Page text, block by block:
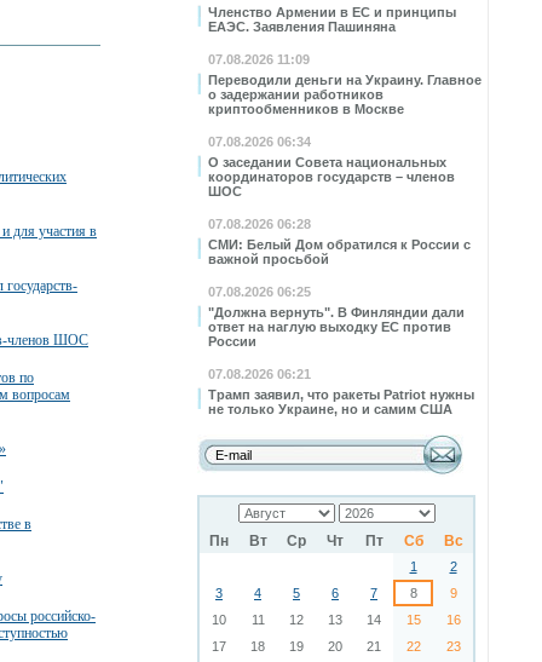
Членство Армении в ЕС и принципы
ЕАЭС. Заявления Пашиняна
07.08.2026 11:09
Переводили деньги на Украину. Главное
о задержании работников
криптообменников в Москве
07.08.2026 06:34
О заседании Совета национальных
координаторов государств – членов
ШОС
07.08.2026 06:28
СМИ: Белый Дом обратился к России с
важной просьбой
07.08.2026 06:25
"Должна вернуть". В Финляндии дали
ответ на наглую выходку ЕС против
России
07.08.2026 06:21
Трамп заявил, что ракеты Patriot нужны
не только Украине, но и самим США
Пн Вт Ср Чт Пт Сб Вс
1
2
3
4 5 6 7 8
9
10
11 12 13 14 15
16
17
18 19 20 21 22
23
для участия в
членов ШОС
по
вопросам
в
российско-